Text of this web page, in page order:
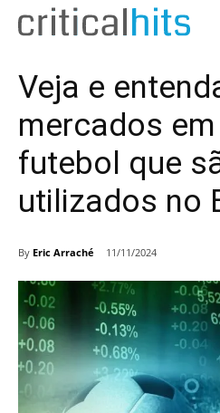
Veja e
mercados
futebol que
utilizados no
By Eric Arraché 11/11/2024